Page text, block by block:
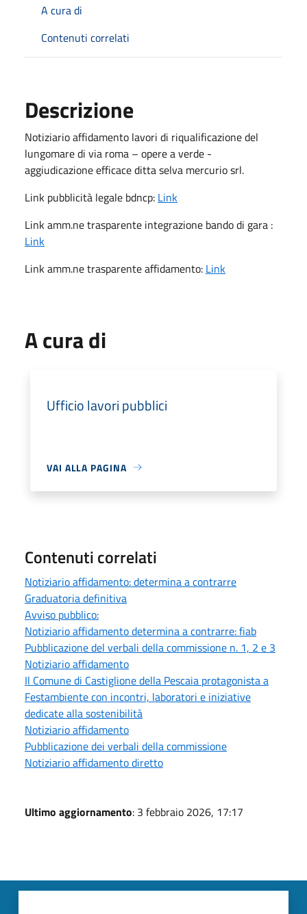
A cura di
Contenuti correlati
Descrizione
Notiziario affidamento lavori di riqualificazione del
lungomare di via roma – opere a verde -
aggiudicazione efficace ditta selva mercurio srl.
Link pubblicità legale bdncp: Link
Link amm.ne trasparente integrazione bando di gara :
Link
Link amm.ne trasparente affidamento: Link
A cura di
Ufficio lavori pubblici
VAI ALLA PAGINA
Contenuti correlati
Notiziario affidamento: determina a contrarre
Graduatoria definitiva
Avviso pubblico:
Notiziario affidamento determina a contrarre: fiab
Pubblicazione del verbali della commissione n. 1, 2 e 3
Notiziario affidamento
Il Comune di Castiglione della Pescaia protagonista a
Festambiente con incontri, laboratori e iniziative
dedicate alla sostenibilità
Notiziario affidamento
Pubblicazione dei verbali della commissione
Notiziario affidamento diretto
Ultimo aggiornamento: 3 febbraio 2026, 17:17